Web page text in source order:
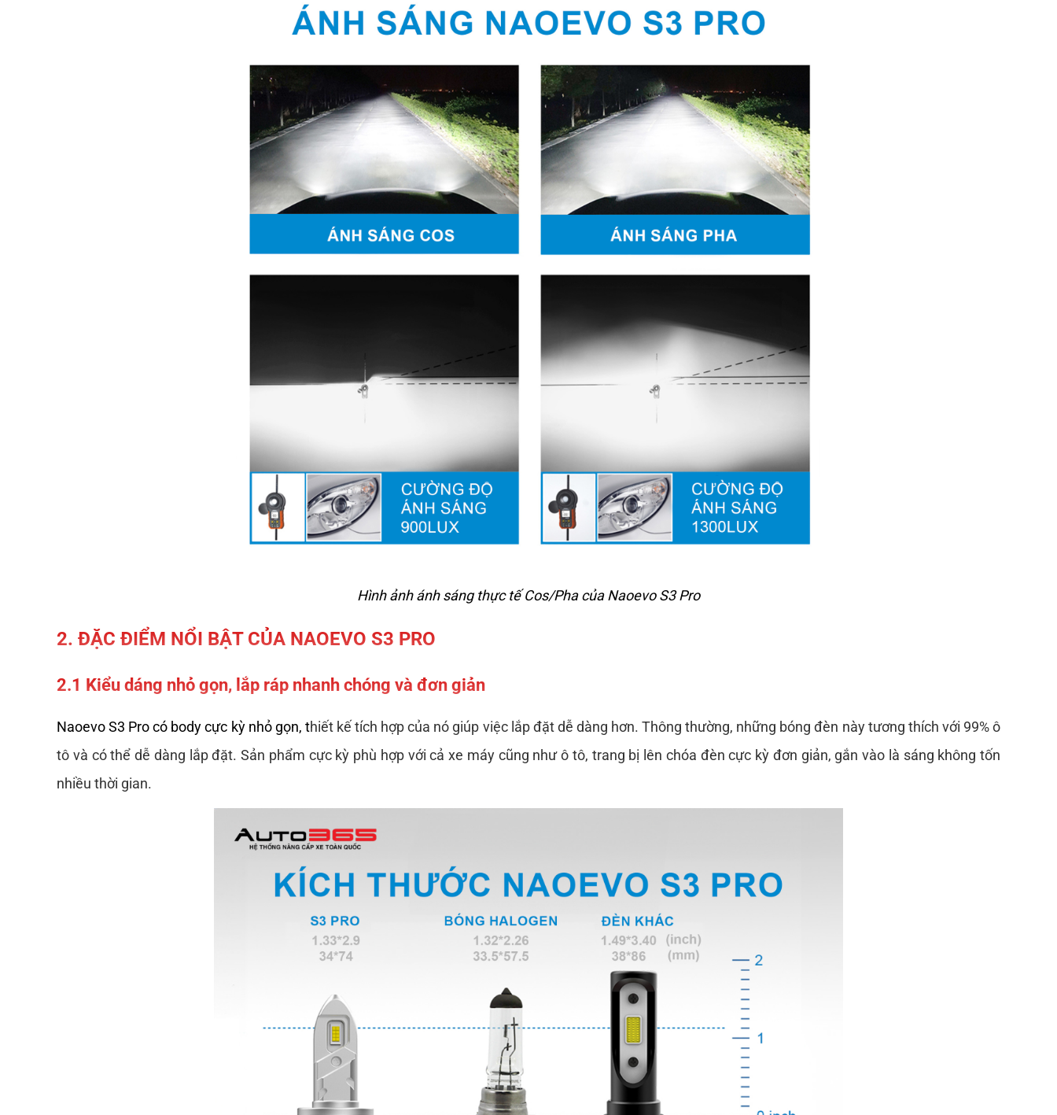
Hình ảnh ánh sáng thực tế Cos/Pha của Naoevo S3 Pro
2. ĐẶC ĐIỂM NỔI BẬT CỦA NAOEVO S3 PRO
2.1 Kiểu dáng nhỏ gọn, lắp ráp nhanh chóng và đơn giản
Naoevo S3 Pro có body cực kỳ nhỏ gọn, thiết kế tích hợp của nó giúp việc lắp đặt dễ dàng hơn. Thông thường, những bóng đèn này tương thích với 99% ô
tô và có thể dễ dàng lắp đặt. Sản phẩm cực kỳ phù hợp với cả xe máy cũng như ô tô, trang bị lên chóa đèn cực kỳ đơn giản, gắn vào là sáng không tốn
nhiều thời gian.